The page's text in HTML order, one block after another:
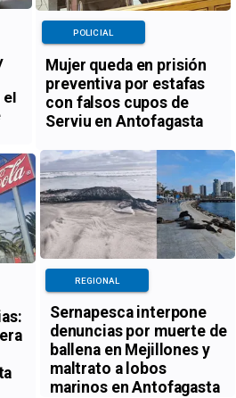
el
Mujer queda en prisión
preventiva por estafas
con falsos cupos de
Serviu en Antofagasta
POLICIAL
Sernapesca interpone
denuncias por muerte de
ballena en Mejillones y
maltrato a lobos
marinos en Antofagasta
REGIONAL